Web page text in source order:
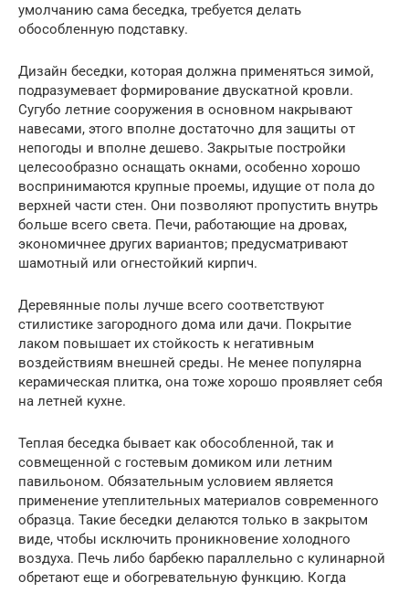
умолчанию сама беседка, требуется делать
обособленную подставку.
Дизайн беседки, которая должна применяться зимой,
подразумевает формирование двускатной кровли.
Сугубо летние сооружения в основном накрывают
навесами, этого вполне достаточно для защиты от
непогоды и вполне дешево. Закрытые постройки
целесообразно оснащать окнами, особенно хорошо
воспринимаются крупные проемы, идущие от пола до
верхней части стен. Они позволяют пропустить внутрь
больше всего света. Печи, работающие на дровах,
экономичнее других вариантов; предусматривают
шамотный или огнестойкий кирпич.
Деревянные полы лучше всего соответствуют
стилистике загородного дома или дачи. Покрытие
лаком повышает их стойкость к негативным
воздействиям внешней среды. Не менее популярна
керамическая плитка, она тоже хорошо проявляет себя
на летней кухне.
Теплая беседка бывает как обособленной, так и
совмещенной с гостевым домиком или летним
павильоном. Обязательным условием является
применение утеплительных материалов современного
образца. Такие беседки делаются только в закрытом
виде, чтобы исключить проникновение холодного
воздуха. Печь либо барбекю параллельно с кулинарной
обретают еще и обогревательную функцию. Когда